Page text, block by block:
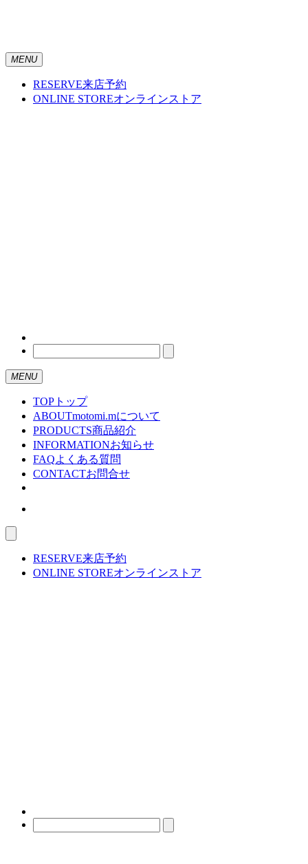
MENU
RESERVE来店予約
ONLINE STOREオンラインストア
MENU
TOP トップ
ABOUTmotomi.mについて
PRODUCTS商品紹介
INFORMATIONお知らせ
FAQよくある質問
CONTACTお問合せ
RESERVE来店予約
ONLINE STOREオンラインストア